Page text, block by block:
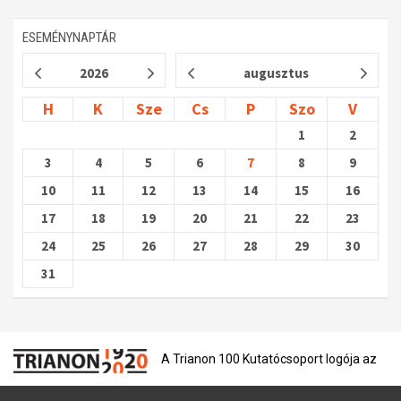
ESEMÉNYNAPTÁR
2026 augusztus
H K Sze Cs P Szo V
1
2
3
4 5 6 7 8
9
10
11 12 13 14 15
16
17
18 19 20 21 22
23
24
25 26 27 28 29
30
31
A Trianon 100 Kutatócsoport logója az